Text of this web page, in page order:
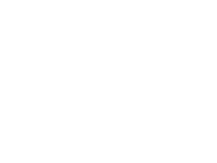
利用者請求、帳票作成